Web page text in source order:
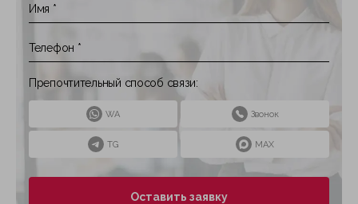
Препочтительный способ связи:
WA Звонок
TG MAX
Оставить заявку